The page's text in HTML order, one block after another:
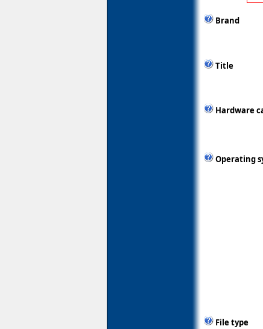
Brand
Title
Hardware
Operating
File type